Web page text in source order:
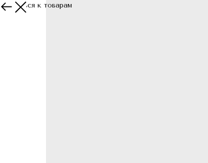
Вернуться к товарам